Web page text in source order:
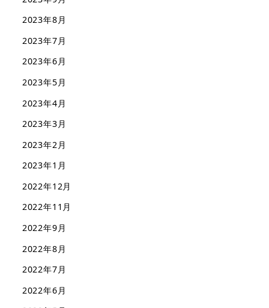
2023年8月
2023年7月
2023年6月
2023年5月
2023年4月
2023年3月
2023年2月
2023年1月
2022年12月
2022年11月
2022年9月
2022年8月
2022年7月
2022年6月